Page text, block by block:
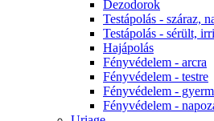
Dezodorok
Testápolás - száraz,
Testápolás - sérült,
Hajápolás
Fényvédelem - arcra
Fényvédelem - testre
Fényvédelem -
Fényvédelem -